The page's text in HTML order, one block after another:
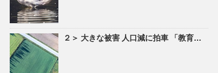
２＞ 大きな被害 人口 減に拍車 「教育のまち」で移住促進｜特集 – 苫小牧民報